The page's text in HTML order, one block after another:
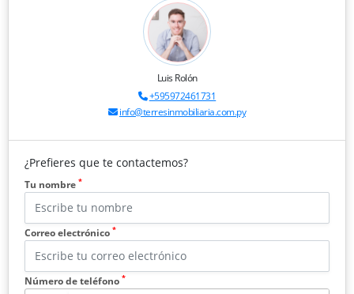
Luis Rolón
+595972461731
info@terresinmobiliaria.com.py
¿Prefieres que te contactemos?
Tu nombre *
Correo electrónico *
Número de teléfono *